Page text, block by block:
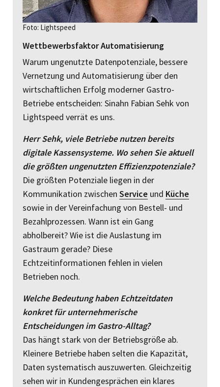
Foto: Lightspeed
Wettbewerbsfaktor Automatisierung
Warum ungenutzte Datenpotenziale, bessere
Vernetzung und Automatisierung über den
wirtschaftlichen Erfolg moderner Gastro-
Betriebe entscheiden: Sinahn Fabian Sehk von
Lightspeed verrät es uns.
Herr Sehk, viele Betriebe nutzen bereits
digitale Kassensysteme. Wo sehen Sie aktuell
die größten ungenutzten Effizienzpotenziale?
Die größten Potenziale liegen in der
Kommunikation zwischen Service und Küche
sowie in der Vereinfachung von Bestell- und
Bezahlprozessen. Wann ist ein Gang
abholbereit? Wie ist die Auslastung im
Gastraum gerade? Diese
Echtzeitinformationen fehlen in vielen
Betrieben noch.
Welche Bedeutung haben Echtzeitdaten
konkret für unternehmerische
Entscheidungen im Gastro-Alltag?
Das hängt stark von der Betriebsgröße ab.
Kleinere Betriebe haben selten die Kapazität,
Daten systematisch auszuwerten. Gleichzeitig
sehen wir in Kundengesprächen ein klares